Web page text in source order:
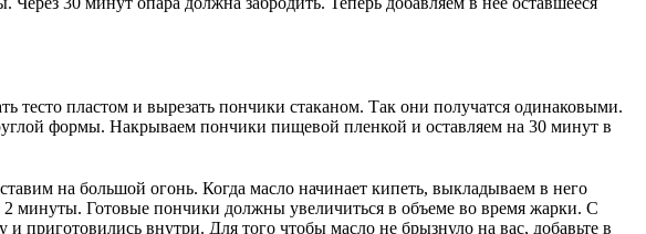
пластом и вырезать пончики стаканом. Так они получатся одинаковыми.
формы. Накрываем пончики пищевой пленкой и оставляем на 30 минут в
на большой огонь. Когда масло начинает кипеть, выкладываем в него
минуты. Готовые пончики должны увеличиться в объеме во время жарки. С
внутри. Для того чтобы масло не брызнуло на вас, добавьте в